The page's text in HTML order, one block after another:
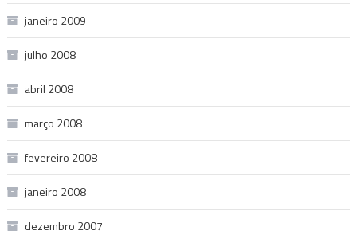
janeiro 2009
julho 2008
abril 2008
março 2008
fevereiro 2008
janeiro 2008
dezembro 2007